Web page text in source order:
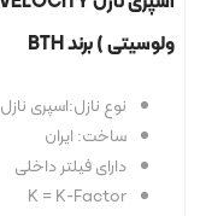
ولوسیتی ) برند BTH
نوع نازل:اسپری نازل HIGH VELOCITY برند BTH
ساخت: ایران
دارای فیلتر داخلی
K = K-Factor